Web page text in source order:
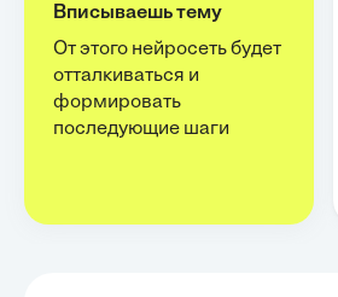
Вписываешь тему
От этого нейросеть будет
отталкиваться и
формировать
последующие шаги